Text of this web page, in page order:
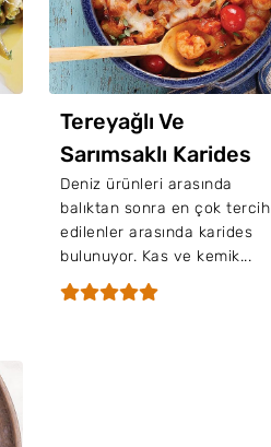
Tereyağlı Ve
Sarımsaklı Karides
Güveç
Deniz ürünleri arasında
balıktan sonra en çok tercih
edilenler arasında karides
bulunuyor. Kas ve kemik...